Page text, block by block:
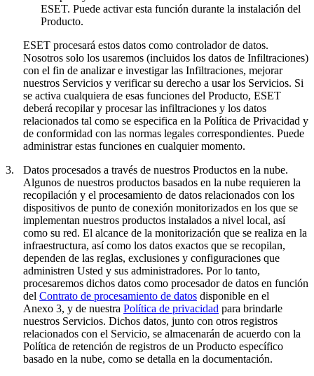
ESET. Puede activar esta función durante la instalación del
Producto.
ESET procesará estos datos como controlador de datos.
Nosotros solo los usaremos (incluidos los datos de Infiltraciones)
con el fin de analizar e investigar las Infiltraciones, mejorar
nuestros Servicios y verificar su derecho a usar los Servicios. Si
se activa cualquiera de esas funciones del Producto, ESET
deberá recopilar y procesar las infiltraciones y los datos
relacionados tal como se especifica en la Política de Privacidad y
de conformidad con las normas legales correspondientes. Puede
administrar estas funciones en cualquier momento.
3.
Datos procesados a través de nuestros Productos en la nube.
Algunos de nuestros productos basados en la nube requieren la
recopilación y el procesamiento de datos relacionados con los
dispositivos de punto de conexión monitorizados en los que se
implementan nuestros productos instalados a nivel local, así
como su red. El alcance de la monitorización que se realiza en la
infraestructura, así como los datos exactos que se recopilan,
dependen de las reglas, exclusiones y configuraciones que
administren Usted y sus administradores. Por lo tanto,
procesaremos dichos datos como procesador de datos en función
del Contrato de procesamiento de datos disponible en el
Anexo 3, y de nuestra Política de privacidad para brindarle
nuestros Servicios. Dichos datos, junto con otros registros
relacionados con el Servicio, se almacenarán de acuerdo con la
Política de retención de registros de un Producto específico
basado en la nube, como se detalla en la documentación.